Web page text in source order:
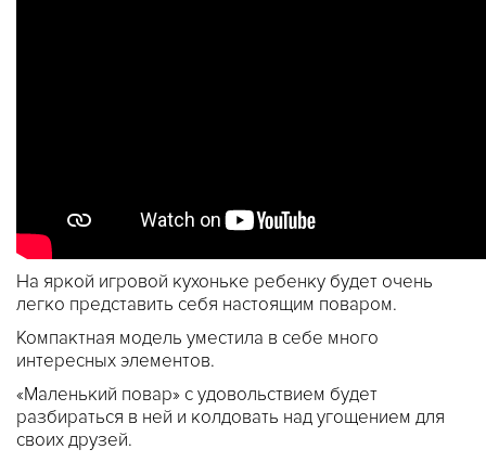
На яркой игровой кухоньке ребенку будет очень
легко представить себя настоящим поваром.
Компактная модель уместила в себе много
интересных элементов.
«Маленький повар» с удовольствием будет
разбираться в ней и колдовать над угощением для
своих друзей.